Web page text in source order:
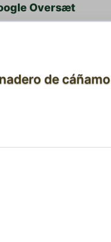
Oversæt
de